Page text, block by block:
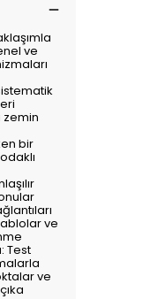
ve
zemin
bir
ve
Test
ve